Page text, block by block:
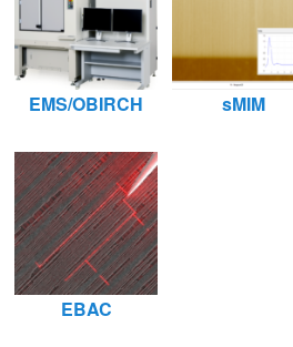
EMS/OBIRCH sMIM
EBAC